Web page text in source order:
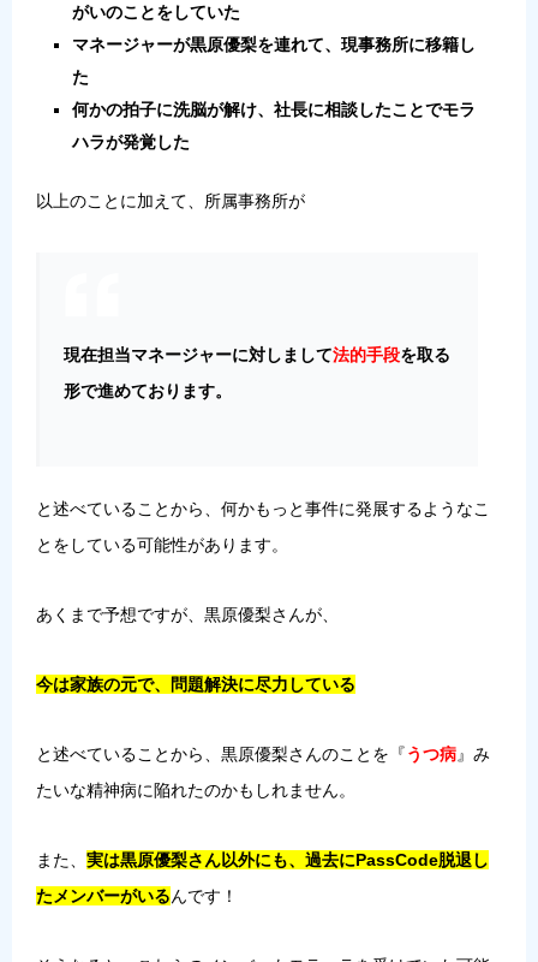
がいのことをしていた
マネージャーが黒原優梨を連れて、現事務所に移籍し
た
何かの拍子に洗脳が解け、社長に相談したことでモラ
ハラが発覚した
以上のことに加えて、所属事務所が
現在担当マネージャーに対しまして法的手段を取る
形で進めております。
と述べていることから、何かもっと事件に発展するようなこ
とをしている可能性があります。
あくまで予想ですが、黒原優梨さんが、
今は家族の元で、問題解決に尽力している
と述べていることから、黒原優梨さんのことを『うつ病』み
たいな精神病に陥れたのかもしれません。
また、 実は黒原優梨さん以外にも、過去にPassCode脱退し
たメンバーがいるんです！